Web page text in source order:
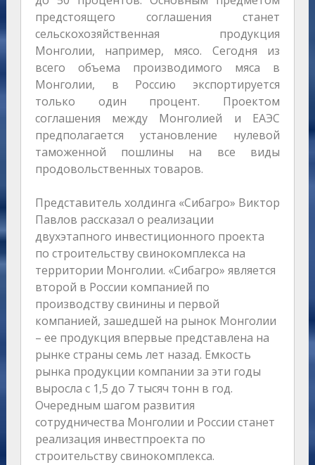
предстоящего соглашения станет
сельскохозяйственная продукция
Монголии, например, мясо. Сегодня из
всего объема производимого мяса в
Монголии, в Россию экспортируется
только один процент. Проектом
соглашения между Монголией и ЕАЭС
предполагается установление нулевой
таможенной пошлины на все виды
продовольственных товаров.
Представитель холдинга «Сибагро» Виктор
Павлов рассказал о реализации
двухэтапного инвестиционного проекта
по строительству свинокомплекса на
территории Монголии. «Сибагро» является
второй в России компанией по
производству свинины и первой
компанией, зашедшей на рынок Монголии
– ее продукция впервые представлена на
рынке страны семь лет назад. Емкость
рынка продукции компании за эти годы
выросла с 1,5 до 7 тысяч тонн в год.
Очередным шагом развития
сотрудничества Монголии и России станет
реализация инвестпроекта по
строительству свинокомплекса.